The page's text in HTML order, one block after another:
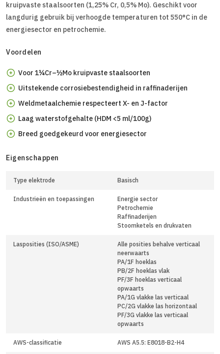
kruipvaste staalsoorten (1,25% Cr, 0,5% Mo). Geschikt voor
langdurig gebruik bij verhoogde temperaturen tot 550°C in de
energiesector en petrochemie.
Voordelen
Voor 1¼Cr–½Mo kruipvaste staalsoorten
Uitstekende corrosiebestendigheid in raffinaderijen
Weldmetaalchemie respecteert X- en J-factor
Laag waterstofgehalte (HDM <5 ml/100g)
Breed goedgekeurd voor energiesector
Eigenschappen
Type elektrode Basisch
Industrieën en toepassingen
Energie sector
Petrochemie
Raffinaderijen
Stoomketels en drukvaten
Lasposities (ISO/ASME)
Alle posities behalve verticaal
neerwaarts
PA/1F hoeklas
PB/2F hoeklas vlak
PF/3F hoeklas verticaal
opwaarts
PA/1G vlakke las verticaal
PC/2G vlakke las horizontaal
PF/3G vlakke las verticaal
opwaarts
AWS-classificatie AWS A5.5: E8018-B2-H4